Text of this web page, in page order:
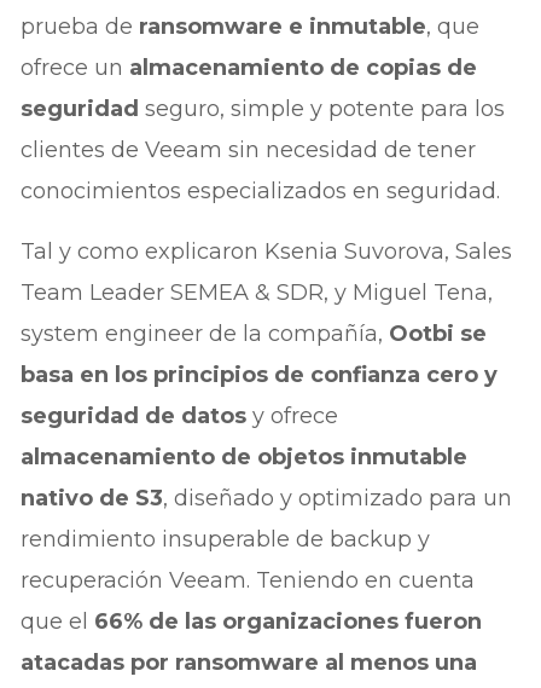
prueba de ransomware e inmutable, que
ofrece un almacenamiento de copias de
seguridad seguro, simple y potente para los
clientes de Veeam sin necesidad de tener
conocimientos especializados en seguridad.
Tal y como explicaron Ksenia Suvorova, Sales
Team Leader SEMEA & SDR, y Miguel Tena,
system engineer de la compañía, Ootbi se
basa en los principios de confianza cero y
seguridad de datosy ofrece
almacenamiento de objetos inmutable
nativo de S3, diseñado y optimizado para un
rendimiento insuperable de backup y
recuperación Veeam. Teniendo en cuenta
que el 66% de las organizaciones fueron
atacadas por ransomware al menos una